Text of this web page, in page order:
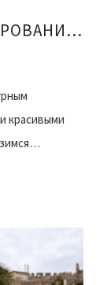
КРАСИВЫЕ ТУРКМЕНКИ ОЧАРОВАНИЕ ВОСТОКА
красивыми